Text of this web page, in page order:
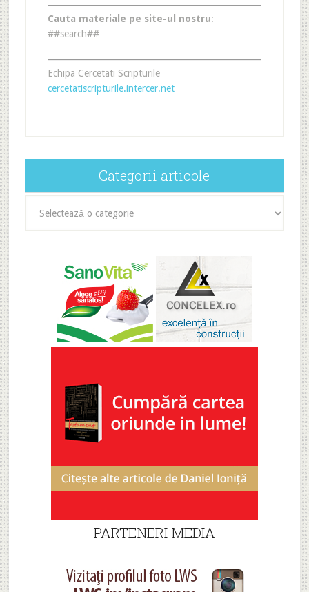
Cauta materiale pe site-ul nostru:
##search##
Echipa Cercetati Scripturile
cercetatiscripturile.intercer.net
Categorii articole
articole
PARTENERI MEDIA